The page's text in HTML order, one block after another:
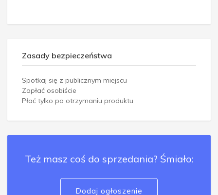
Zasady bezpieczeństwa
Spotkaj się z publicznym miejscu
Zapłać osobiście
Płać tylko po otrzymaniu produktu
Też masz coś do sprzedania? Śmiało:
Dodaj ogłoszenie